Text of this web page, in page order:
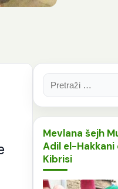
Pretraga:
Mevlana šejh
Adil el-
Kibrisi